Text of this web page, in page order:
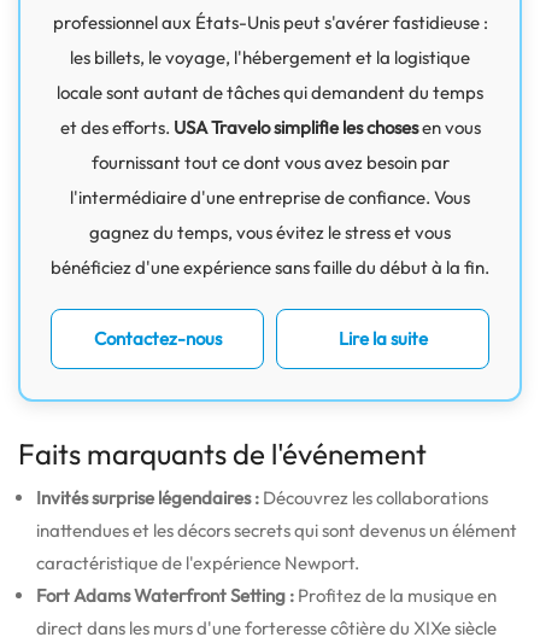
professionnel aux États-Unis peut s'avérer fastidieuse :
les billets, le voyage, l'hébergement et la logistique
locale sont autant de tâches qui demandent du temps
et des efforts. USA Travelo simplifie les chosesen vous
fournissant tout ce dont vous avez besoin par
l'intermédiaire d'une entreprise de confiance. Vous
gagnez du temps, vous évitez le stress et vous
bénéficiez d'une expérience sans faille du début à la fin.
Contactez-nous Lire la suite
Faits marquants de l'événement
Invités surprise légendaires : Découvrez les collaborations
inattendues et les décors secrets qui sont devenus un élément
caractéristique de l'expérience Newport.
Fort Adams Waterfront Setting : Profitez de la musique en
direct dans les murs d'une forteresse côtière du XIXe siècle